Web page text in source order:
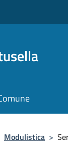
Modulistica >